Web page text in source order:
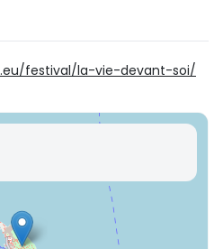
festival/la-vie-devant-soi/